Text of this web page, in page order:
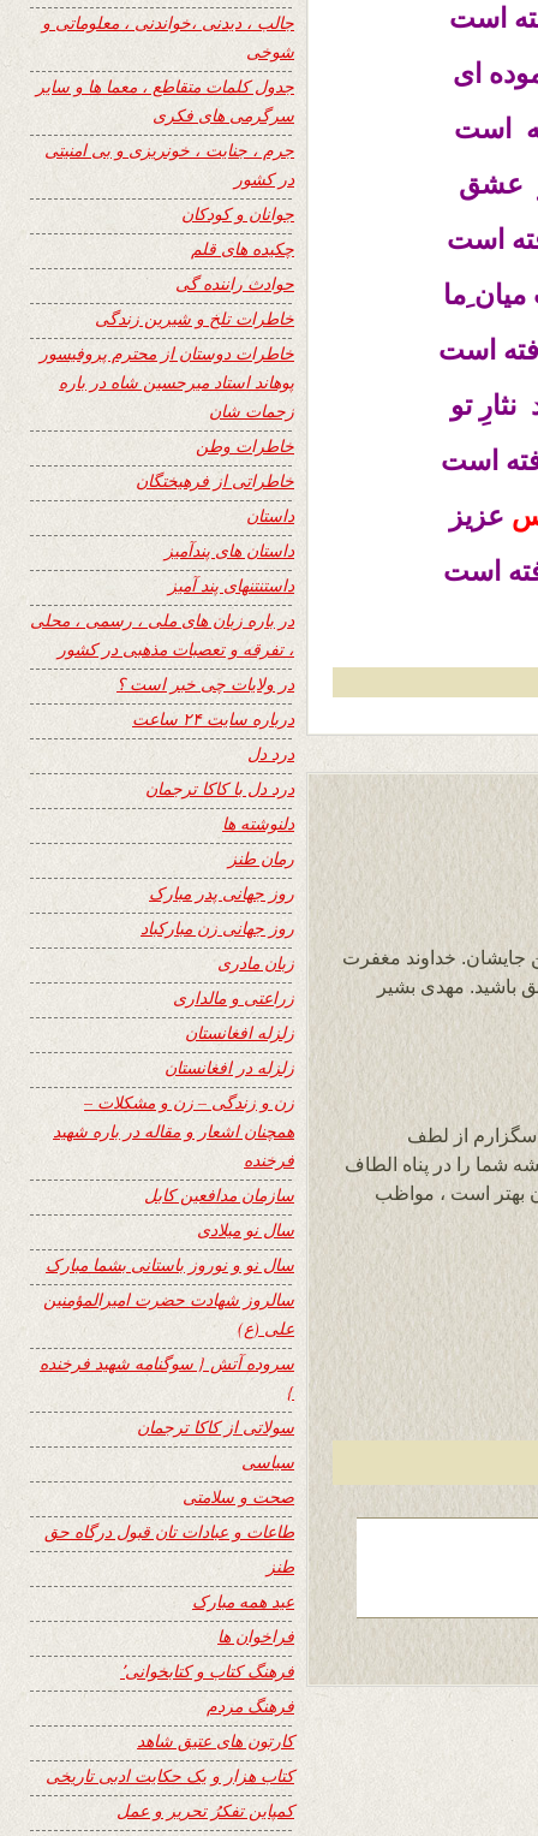
است
ای
است
عشق
است
ِما
است
تو
است
عزیز
است
جایشان. خداوند مغفرت
باشید. مهدی بشیر
از لطف
شما را در پناه الطاف
بهتر است ، مواظب
جالب ، دیدنی ،خواندنی ، معلوماتی و
شوخی
جدول کلمات متقاطع ، معما ها و سایر
سرگرمی های فکری
جرم ، جنایت ، خونریزی و بی امنیتی
در کشور
جوانان و کودکان
چکیده های قلم
حوادث راننده گی
خاطرات تلخ و شیرین زندگی
خاطرات دوستان از محترم پروفیسور
پوهاند استاد میرحسین شاه در باره
زحمات شان
خاطرات وطن
خاطراتی از فرهیختگان
داستان
داستان های پندآمیز
داستنتنهای پند آمیز
در باره زبان های ملی ، رسمی ، محلی
، تفرقه و تعصبات مذهبی در کشور
در ولایات چی خبر است ؟
درباره سایت ۲۴ ساعت
درد دل
درد دل با کاکا ترجمان
دلنوشته ها
رمان طنز
روز جهانی پدر مبارک
روز جهانی زن مبارکباد
زبان مادری
زراعتی و مالداری
زلزله افغانستان
زلزله در افغانستان
زن و زندگی – زن و مشکلات –
همچنان اشعار و مقاله در باره شهید
فرخنده
سازمان مدافعین کابل
سال نو میلادی
سال نو و نوروز باستانی بشما مبارک
سالروز شهادت حضرت امیرالمؤمنین
علی (ع)
سروده آتش { سوگنامه شهید فرخنده
}
سولاتی از کاکا ترجمان
سیاسی
صحت و سلامتی
طاعات و عبادات تان قبول درگاه حق
طنز
عید همه مبارک
فراخوان ها
فرهنگ کتاب و کتابخوانی٬
فرهنگ مردم
کارتون های عتیق شاهد
کتاب هزار و یک حکایت ادبی تاریخی
کمپاین تفکرُ تحریر و عمل